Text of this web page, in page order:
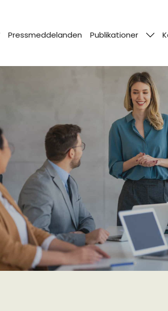
Pressmeddelanden Publikationer